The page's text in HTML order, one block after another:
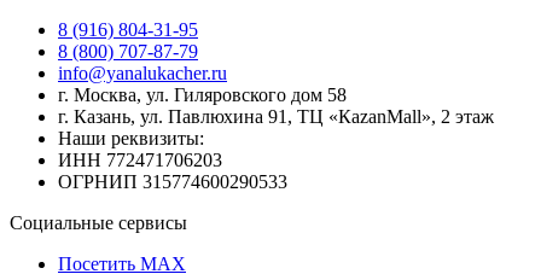
8 (916) 804-31-95
8 (800) 707-87-79
info@yanalukacher.ru
г. Москва, ул. Гиляровского дом 58
г. Казань, ул. Павлюхина 91, ТЦ «КazanMall», 2 этаж
Наши реквизиты:
ИНН 772471706203
ОГРНИП 315774600290533
Социальные сервисы
Посетить MAX